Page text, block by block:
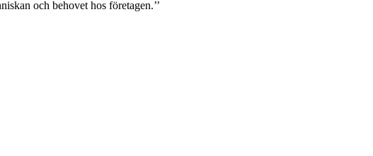
och behovet hos företagen.’’